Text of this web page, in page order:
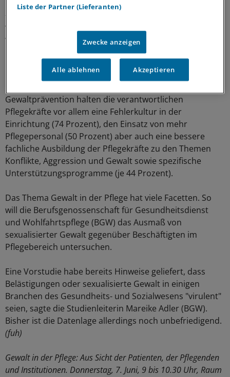
-
verletzen, sexuelle Andeutungen machen, Intimkontakte
verlangen oder erzwingen.
Erfolgreiche Gewaltprävention wichtig
Gewaltprävention halten die verantwortlichen
Pflegekräfte vor allem eine Fehlerkultur in der
Einrichtung (74 Prozent), den Einsatz von mehr
Pflegepersonal (50 Prozent) aber auch eine bessere
fachliche Ausbildung der Pflegekräfte zu den Themen
Konflikte, Aggression und Gewalt sowie spezifische
Unterstützungsprogramme (je 44 Prozent).
Das Thema Gewalt in der Pflege hat viele Facetten. So
will die Berufsgenossenschaft für Gesundheitsdienst
und Wohlfahrtspflege (BGW) das Ausmaß von
sexualisierter Gewalt gegenüber Beschäftigten im
Pflegebereich untersuchen.
Eine Vorstudie habe bereits Hinweise geliefert, dass
Belästigungen oder sexualisierte Gewalt in einigen
Branchen des Gesundheits- und Sozialwesens "virulent"
seien, sagte die Studienleiterin Mareike Adler (BGW).
Bisher ist die Datenlage allerdings noch unbefriedigend.
(fuh)
Gewalt in der Pflege: Aus Sicht der Patienten, der Pflegenden
und Institutionen. Donnerstag, 7. Juni, 9 bis 10.30 Uhr, Raum
Liste der Partner (Lieferanten)
Zwecke anzeigen
Alle ablehnen Akzeptieren